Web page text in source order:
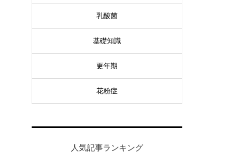
乳酸菌
基礎知識
更年期
花粉症
人気記事ランキング